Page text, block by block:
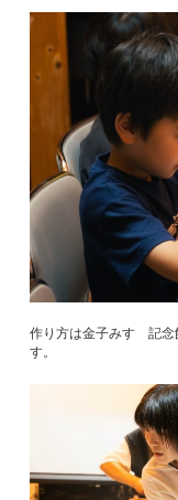
作り方は金子みすゞ記
す。